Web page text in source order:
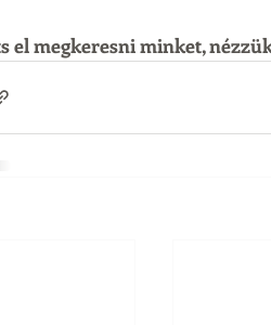
el megkeresni minket,